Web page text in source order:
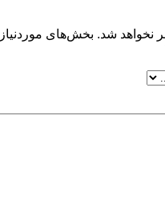
نخواهد شد. بخش‌های موردنیاز